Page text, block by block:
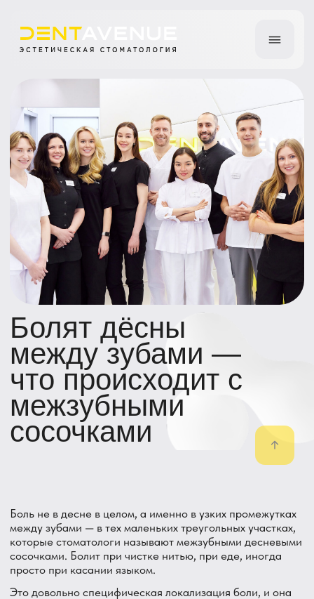
Болят дёсны
между зубами —
что происходит с
межзубными
сосочками
Боль не в десне в целом, а именно в узких промежутках
между зубами — в тех маленьких треугольных участках,
которые стоматологи называют межзубными десневыми
сосочками. Болит при чистке нитью, при еде, иногда
просто при касании языком.
Это довольно специфическая локализация боли, и она
почти всегда говорит о конкретной проблеме именно в
межзубном пространстве — там, где десна наиболее
чисткой, первыми воспаляются при пародонтите. Если
болит именно здесь — стоит обратить внимание.
В DentAvenue в Парголово такая локализация боли
встречается часто — и почти всегда быстро находится
причина именно в этой узкой зоне.